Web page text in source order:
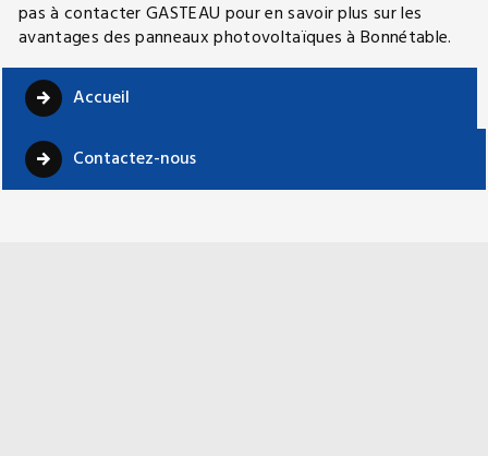
pas à contacter GASTEAU pour en savoir plus sur les
avantages des panneaux photovoltaïques à Bonnétable.
Accueil
Contactez-nous